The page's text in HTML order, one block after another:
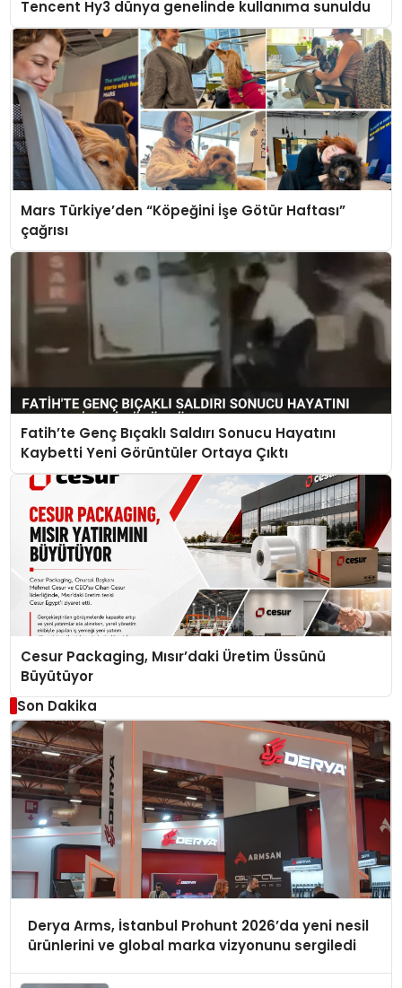
Tencent Hy3 dünya genelinde kullanıma sunuldu
Mars Türkiye’den “Köpeğini İşe Götür Haftası”
çağrısı
Fatih’te Genç Bıçaklı Saldırı Sonucu Hayatını
Kaybetti Yeni Görüntüler Ortaya Çıktı
Cesur Packaging, Mısır’daki Üretim Üssünü
Büyütüyor
Son Dakika
Derya Arms, İstanbul Prohunt 2026’da yeni nesil
ürünlerini ve global marka vizyonunu sergiledi